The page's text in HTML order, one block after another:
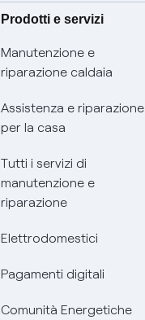
Prodotti e servizi
Manutenzione e
riparazione caldaia
Assistenza e riparazione
per la casa
Tutti i servizi di
manutenzione e
riparazione
Elettrodomestici
Pagamenti digitali
Comunità Energetiche